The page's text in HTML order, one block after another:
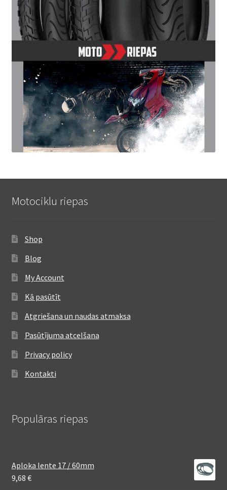
Motociklu riepas
Shop
Blog
My Account
Kā pasūtīt
Atgriešana un naudas atmaksa
Pasūtījuma atcelšana
Privacy policy
Kontakti
Populāras riepas
Aploka lente 17 / 60mm
9,68 €